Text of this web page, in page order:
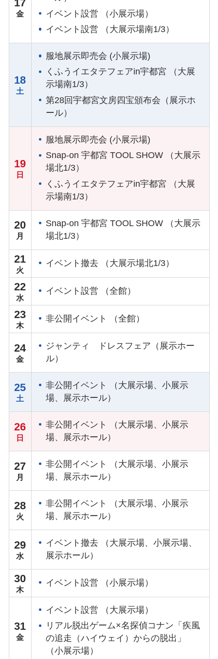
17
イベント設営 （小展示場）
イベント設営 （大展示場南1/3）
18
服地展示即売会 (小展示場)
くふうイエタテフェアin宇都宮 （大展
示場南1/3）
第28回宇都宮文房四宝頒布会（展示ホ
ール）
19
服地展示即売会 (小展示場)
Snap-on 宇都宮 TOOL SHOW （大展示
場北1/3）
くふうイエタテフェアin宇都宮 （大展
示場南1/3）
20
Snap-on 宇都宮 TOOL SHOW （大展示
場北1/3）
21 イベント撤去 （大展示場北1/3）
22 イベント設営 （全館）
23 非公開イベント （全館）
24
ジャンティ ドレスフェア（展示ホー
ル）
25
非公開イベント （大展示場、小展示
場、展示ホール）
26
非公開イベント （大展示場、小展示
場、展示ホール）
27
非公開イベント （大展示場、小展示
場、展示ホール）
28
非公開イベント （大展示場、小展示
場、展示ホール）
29
イベント撤去 （大展示場、小展示場、
展示ホール）
30 イベント設営 （小展示場）
31
イベント設営 （大展示場）
リアル脱出ゲーム×名探偵コナン「疾風
の追走（ハイウェイ）からの脱出」
（小展示場）